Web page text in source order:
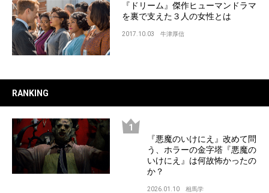
『ドリーム』傑作ヒューマンドラマ
を裏で支えた３人の女性とは
2017.10.03 牛津厚信
RANKING
『悪魔のいけにえ』改めて問
う、ホラーの金字塔『悪魔の
いけにえ』は何故怖かったの
か？
2026.01.10 相馬学